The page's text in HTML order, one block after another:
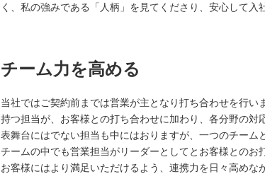
く、私の強みである「人柄」を見てくださり、安心して入
チーム力を高める
当社ではご契約前までは営業が主となり打ち合わせを行
持つ担当が、お客様との打ち合わせに加わり、各分野の対
表舞台にはでない担当も中にはおりますが、一つのチーム
チームの中でも営業担当がリーダーとしてとお客様との
お客様にはより満足いただけるよう、連携力を日々高めな